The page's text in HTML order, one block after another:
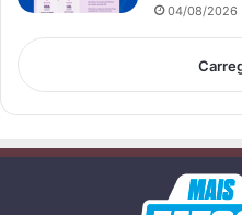
04/08/2026